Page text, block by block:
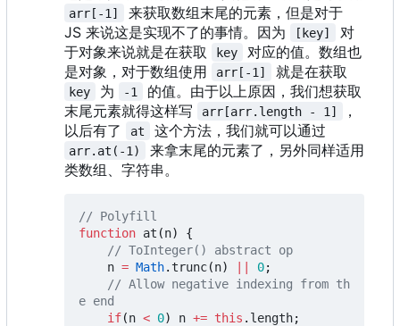
arr[-1]
来获取数组末尾的元素，但是对于
JS 来说这是实现不了的事情。因为
[key]
对
于对象来说就是在获取
key
对应的值。数组也
是对象，对于数组使用
arr[-1] 就是在获取
key 为 -1
的值。由于以上原因，我们想获取
末尾元素就得这样写
arr[arr.length - 1]
，
以后有了
at 这个方法，我们就可以通过
arr.at(-1)
来拿末尾的元素了，另外同样适用
类数组、字符串。
function at (n)
{
n = Math. trunc(n) || 0;
// Allow negative indexing from th
if(n < 0) n += this . length;